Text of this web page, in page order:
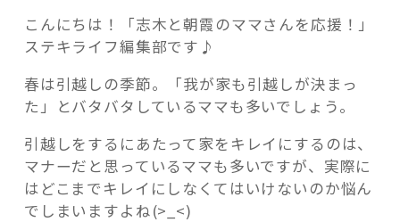
記事検索
こんにちは！「志木と朝霞のママさんを応援！」
ステキライフ編集部です♪
春は引越しの季節。「我が家も引越しが決まっ
た」とバタバタしているママも多いでしょう。
引越しをするにあたって家をキレイにするのは、
マナーだと思っているママも多いですが、実際に
はどこまでキレイにしなくてはいけないのか悩ん
でしまいますよね(>_<)